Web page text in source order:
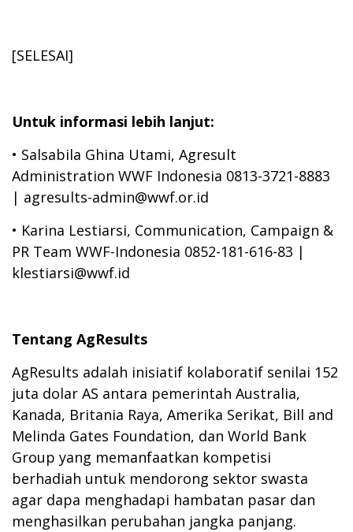
[SELESAI]
Untuk informasi lebih lanjut:
• Salsabila Ghina Utami, Agresult
Administration WWF Indonesia 0813-3721-8883
| agresults-admin@wwf.or.id
• Karina Lestiarsi, Communication, Campaign &
PR Team WWF-Indonesia 0852-181-616-83 |
klestiarsi@wwf.id
Tentang AgResults
AgResults adalah inisiatif kolaboratif senilai 152
juta dolar AS antara pemerintah Australia,
Kanada, Britania Raya, Amerika Serikat, Bill and
Melinda Gates Foundation, dan World Bank
Group yang memanfaatkan kompetisi
berhadiah untuk mendorong sektor swasta
agar dapa menghadapi hambatan pasar dan
menghasilkan perubahan jangka panjang.